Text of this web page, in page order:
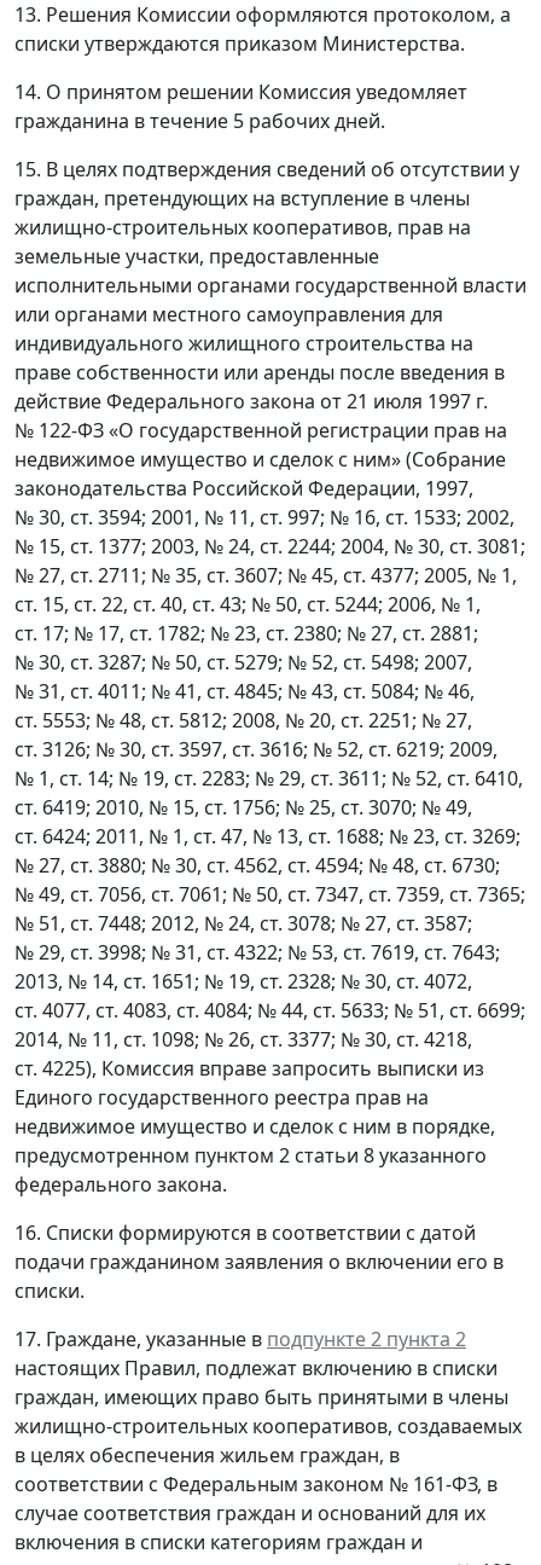
13. Решения Комиссии оформляются протоколом, а
списки утверждаются приказом Министерства.
14. О принятом решении Комиссия уведомляет
гражданина в течение 5 рабочих дней.
15. В целях подтверждения сведений об отсутствии у
граждан, претендующих на вступление в члены
жилищно-строительных кооперативов, прав на
земельные участки, предоставленные
исполнительными органами государственной власти
или органами местного самоуправления для
индивидуального жилищного строительства на
праве собственности или аренды после введения в
действие Федерального закона от 21 июля 1997 г.
№ 122-ФЗ «О государственной регистрации прав на
недвижимое имущество и сделок с ним» (Собрание
законодательства Российской Федерации, 1997,
№ 30, ст. 3594; 2001, № 11, ст. 997; № 16, ст. 1533; 2002,
№ 15, ст. 1377; 2003, № 24, ст. 2244; 2004, № 30, ст. 3081;
№ 27, ст. 2711; № 35, ст. 3607; № 45, ст. 4377; 2005, № 1,
ст. 15, ст. 22, ст. 40, ст. 43; № 50, ст. 5244; 2006, № 1,
ст. 17; № 17, ст. 1782; № 23, ст. 2380; № 27, ст. 2881;
№ 30, ст. 3287; № 50, ст. 5279; № 52, ст. 5498; 2007,
№ 31, ст. 4011; № 41, ст. 4845; № 43, ст. 5084; № 46,
ст. 5553; № 48, ст. 5812; 2008, № 20, ст. 2251; № 27,
ст. 3126; № 30, ст. 3597, ст. 3616; № 52, ст. 6219; 2009,
№ 1, ст. 14; № 19, ст. 2283; № 29, ст. 3611; № 52, ст. 6410,
ст. 6419; 2010, № 15, ст. 1756; № 25, ст. 3070; № 49,
ст. 6424; 2011, № 1, ст. 47, № 13, ст. 1688; № 23, ст. 3269;
№ 27, ст. 3880; № 30, ст. 4562, ст. 4594; № 48, ст. 6730;
№ 49, ст. 7056, ст. 7061; № 50, ст. 7347, ст. 7359, ст. 7365;
№ 51, ст. 7448; 2012, № 24, ст. 3078; № 27, ст. 3587;
№ 29, ст. 3998; № 31, ст. 4322; № 53, ст. 7619, ст. 7643;
2013, № 14, ст. 1651; № 19, ст. 2328; № 30, ст. 4072,
ст. 4077, ст. 4083, ст. 4084; № 44, ст. 5633; № 51, ст. 6699;
2014, № 11, ст. 1098; № 26, ст. 3377; № 30, ст. 4218,
ст. 4225), Комиссия вправе запросить выписки из
Единого государственного реестра прав на
недвижимое имущество и сделок с ним в порядке,
предусмотренном пунктом 2 статьи 8 указанного
федерального закона.
16. Списки формируются в соответствии с датой
подачи гражданином заявления о включении его в
списки.
17. Граждане, указанные в подпункте 2 пункта 2
настоящих Правил, подлежат включению в списки
граждан, имеющих право быть принятыми в члены
жилищно-строительных кооперативов, создаваемых
в целях обеспечения жильем граждан, в
соответствии с Федеральным законом № 161-ФЗ, в
случае соответствия граждан и оснований для их
включения в списки категориям граждан и